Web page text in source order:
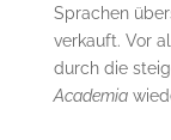
Sprachen
verkauft. Vor
durch die
Academia